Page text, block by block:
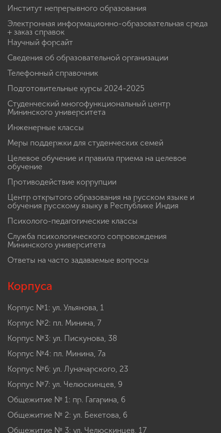
Институт непрерывного образования
Электронная информационно-образовательная среда
+ заказ справок
Научный форсайт
Сведения об образовательной организации
Телефонный справочник
Подготовительные курсы 2024-2025
Студенческий многофункциональный центр
Мининского университета
Инженерные классы
Меры поддержки для студенческих семей
Целевое обучение и правила приема на целевое
обучение
Противодействие коррупции
Центр открытого образования на русском языке и
обучения русскому языку в Республике Индия
Психолого-педагогические классы
Служба психологического сопровождения
Мининского университета
Ответы на часто задаваемые вопросы
Корпуса
Корпус №1: ул. Ульянова, 1
Корпус №2: пл. Минина, 7
Корпус №3: ул. Пискунова, 38
Корпус №4: пл. Минина, 7а
Корпус №6: ул. Луначарского, 23
Корпус №7: ул. Челюскинцев, 9
Общежитие № 1: пр. Гагарина, 6
Общежитие № 2: ул. Бекетова, 6
Общежитие № 3: ул. Челюскинцев, 17